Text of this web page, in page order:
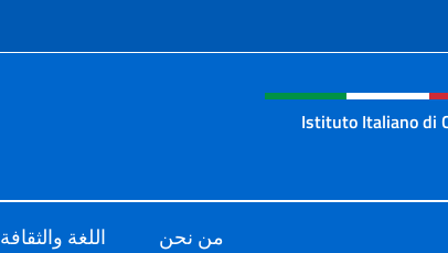
Intestazione
Istituto Italiano di
من نحن اللغة والثقافة